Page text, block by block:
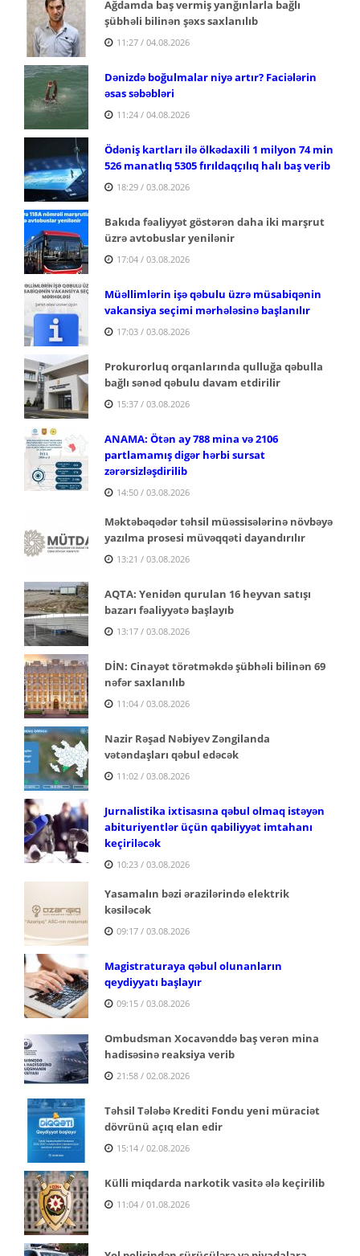
Ağdamda baş vermiş yanğınlarla bağlı
şübhəli bilinən şəxs saxlanılıb
11:27 / 04.08.2026
Dənizdə boğulmalar niyə artır? Faciələrin
əsas səbəbləri
11:24 / 04.08.2026
Ödəniş kartları ilə ölkədaxili 1 milyon 74 min
526 manatlıq 5305 fırıldaqçılıq halı baş verib
18:29 / 03.08.2026
Bakıda fəaliyyət göstərən daha iki marşrut
üzrə avtobuslar yenilənir
17:04 / 03.08.2026
Müəllimlərin işə qəbulu üzrə müsabiqənin
vakansiya seçimi mərhələsinə başlanılır
17:03 / 03.08.2026
Prokurorluq orqanlarında qulluğa qəbulla
bağlı sənəd qəbulu davam etdirilir
15:37 / 03.08.2026
ANAMA: Ötən ay 788 mina və 2106
partlamamış digər hərbi sursat
zərərsizləşdirilib
14:50 / 03.08.2026
Məktəbəqədər təhsil müəssisələrinə növbəyə
yazılma prosesi müvəqqəti dayandırılır
13:21 / 03.08.2026
AQTA: Yenidən qurulan 16 heyvan satışı
bazarı fəaliyyətə başlayıb
13:17 / 03.08.2026
DİN: Cinayət törətməkdə şübhəli bilinən 69
nəfər saxlanılıb
11:04 / 03.08.2026
Nazir Rəşad Nəbiyev Zəngilanda
vətəndaşları qəbul edəcək
11:02 / 03.08.2026
Jurnalistika ixtisasına qəbul olmaq istəyən
abituriyentlər üçün qabiliyyət imtahanı
keçiriləcək
10:23 / 03.08.2026
Yasamalın bəzi ərazilərində elektrik
kəsiləcək
09:17 / 03.08.2026
Magistraturaya qəbul olunanların
qeydiyyatı başlayır
09:15 / 03.08.2026
Ombudsman Xocavənddə baş verən mina
hadisəsinə reaksiya verib
21:58 / 02.08.2026
Təhsil Tələbə Krediti Fondu yeni müraciət
dövrünü açıq elan edir
15:14 / 02.08.2026
Külli miqdarda narkotik vasitə ələ keçirilib
11:04 / 01.08.2026